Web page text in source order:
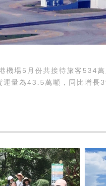
場5月份共接待旅客534萬
量為43.5萬噸，同比增長